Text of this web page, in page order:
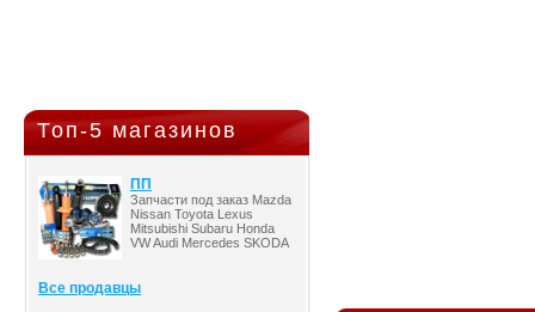
Топ-5 магазинов
ПП
Запчасти под заказ Mazda
Nissan Toyota Lexus
Mitsubishi Subaru Honda
VW Audi Mercedes SKODA
Все продавцы